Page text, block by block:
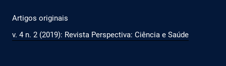
Artigos originais
v. 4 n. 2 (2019): Revista Perspectiva: Ciência e Saúde